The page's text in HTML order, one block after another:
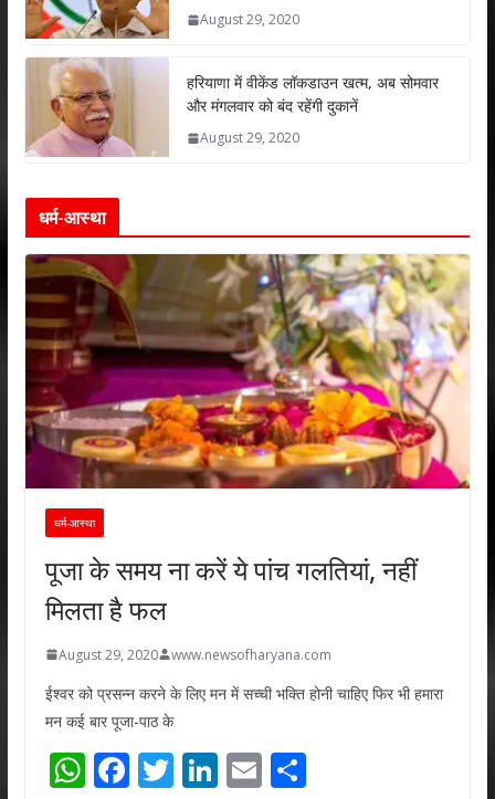
August 29, 2020
हरियाणा में वीकेंड लॉकडाउन खत्म, अब सोमवार
और मंगलवार को बंद रहेंगी दुकानें
August 29, 2020
धर्म-आस्था
धर्म-आस्था
पूजा के समय ना करें ये पांच गलतियां, नहीं
मिलता है फल
August 29, 2020 www.newsofharyana.com
ईश्वर को प्रसन्न करने के लिए मन में सच्ची भक्ति होनी चाहिए फिर भी हमारा
मन कई बार पूजा-पाठ के
W F T Li E S